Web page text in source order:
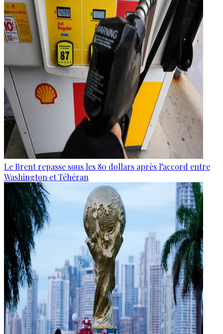
Le Brent repasse sous les 80 dollars après l’accord entre
Washington et Téhéran